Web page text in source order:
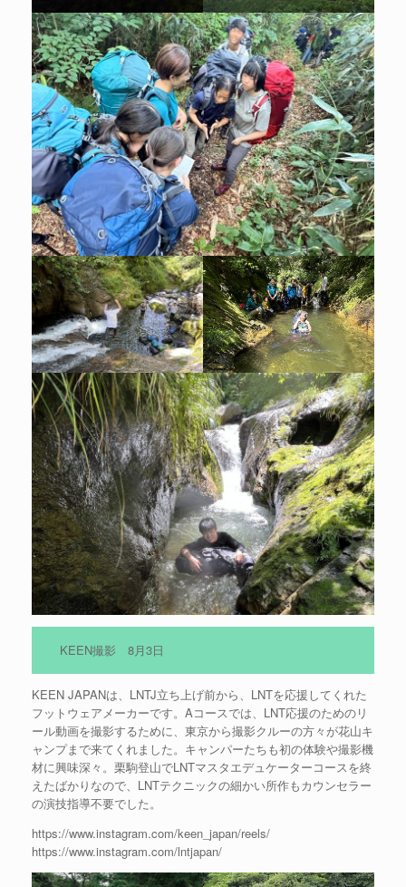
KEEN撮影 8月3日
KEEN JAPANは、LNTJ立ち上げ前から、LNTを応援してくれた
フットウェアメーカーです。Aコースでは、LNT応援のためのリ
ール動画を撮影するために、東京から撮影クルーの方々が花山キ
ャンプまで来てくれました。キャンパーたちも初の体験や撮影機
材に興味深々。栗駒登山でLNTマスタエデュケーターコースを終
えたばかりなので、LNTテクニックの細かい所作もカウンセラー
の演技指導不要でした。
https://www.instagram.com/keen_japan/reels/
https://www.instagram.com/lntjapan/